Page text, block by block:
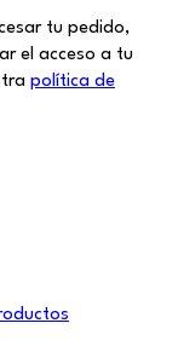
tu pedido,
el acceso a tu
política de